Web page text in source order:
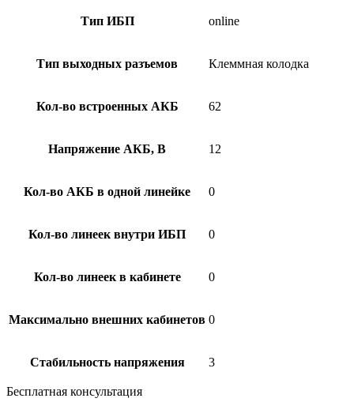
Тип ИБП online
Тип выходных разъемов Клеммная колодка
Кол-во встроенных АКБ 62
Напряжение АКБ, В 12
Кол-во АКБ в одной линейке 0
Кол-во линеек внутри ИБП 0
Кол-во линеек в кабинете 0
Максимально внешних кабинетов 0
Стабильность напряжения 3
Бесплатная консультация